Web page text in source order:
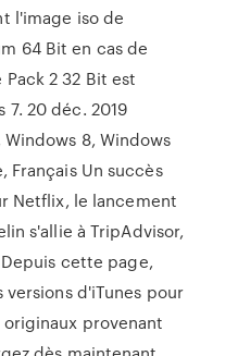
l'image iso de
64 Bit en cas de
2 32 Bit est
20 déc. 2019
8, Windows
Français Un succès
Netflix, le lancement
s'allie à TripAdvisor,
cette page,
d'iTunes pour
provenant